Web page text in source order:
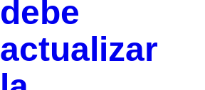
debe
actualizar